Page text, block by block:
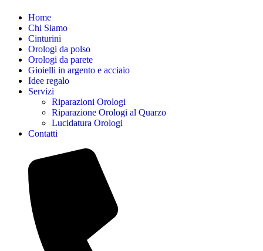
Home
Chi Siamo
Cinturini
Orologi da polso
Orologi da parete
Gioielli in argento e acciaio
Idee regalo
Servizi
Riparazioni Orologi
Riparazione Orologi al Quarzo
Lucidatura Orologi
Contatti